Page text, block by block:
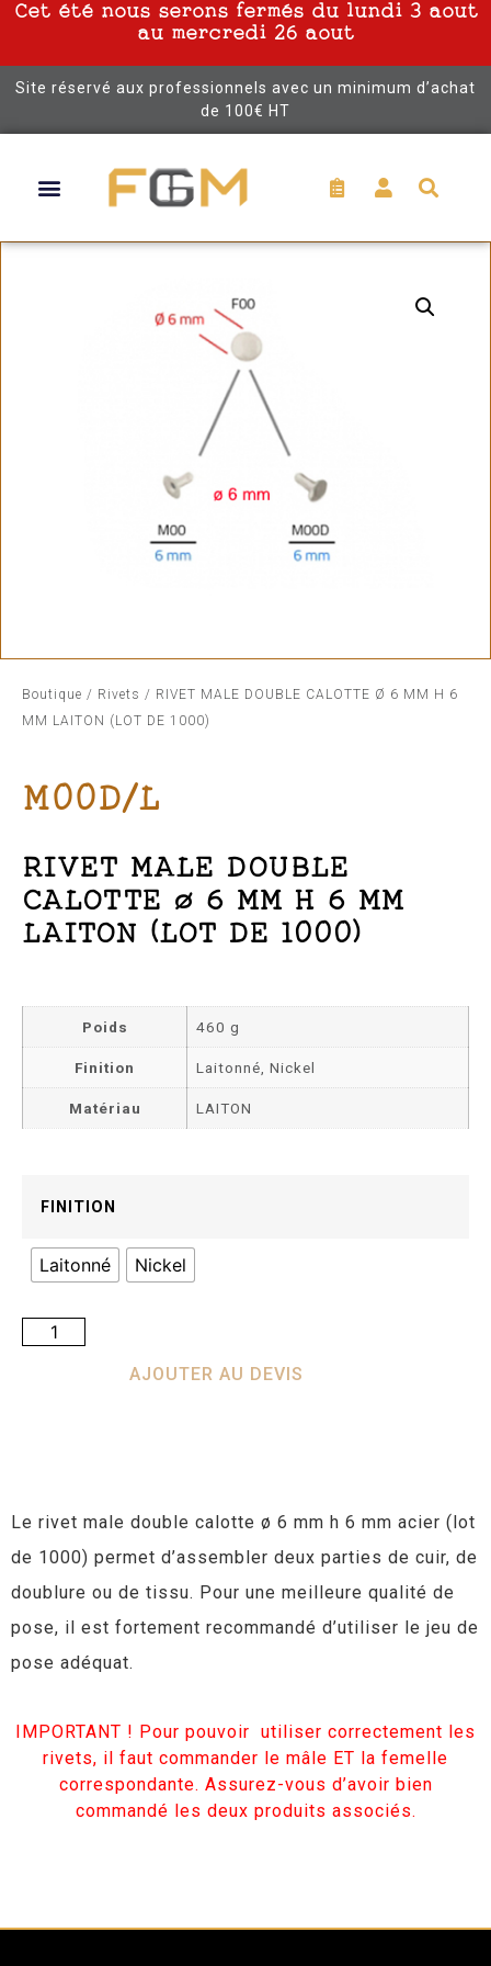
Cet été nous serons fermés du lundi 3 aout
au mercredi 26 aout
Site réservé aux professionnels avec un minimum d’achat
de 100€ HT
Boutique / Rivets / RIVET MALE DOUBLE CALOTTE Ø 6 MM H 6
MM LAITON (LOT DE 1000)
M00D/L
RIVET MALE DOUBLE
CALOTTE Ø 6 MM H 6 MM
LAITON (LOT DE 1000)
Poids 460 g
Finition Laitonné, Nickel
Matériau LAITON
FINITION
Laitonné Nickel
AJOUTER AU DEVIS
Le rivet male double calotte ø 6 mm h 6 mm acier (lot
de 1000) permet d’assembler deux parties de cuir, de
doublure ou de tissu. Pour une meilleure qualité de
pose, il est fortement recommandé d’utiliser le jeu de
pose adéquat.
IMPORTANT ! Pour pouvoir utiliser correctement les
rivets, il faut commander le mâle ET la femelle
correspondante. Assurez-vous d’avoir bien
commandé les deux produits associés.